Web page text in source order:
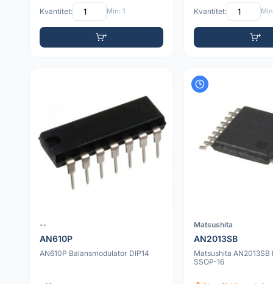
Kvantitet: Min: 1 Kvantitet:
--
AN610P
AN610P Balansmodulator DIP14
Matsushita
AN2013SB
Matsushita AN2013SB
SSOP-16